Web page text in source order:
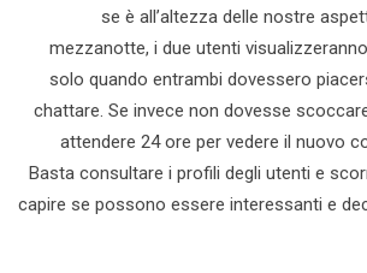
se è all’altezza delle nostre
mezzanotte, i due utenti
solo quando entrambi dovessero
chattare. Se invece non dovesse
attendere 24 ore per vedere il nuovo
Basta consultare i profili degli utenti e
capire se possono essere interessanti e